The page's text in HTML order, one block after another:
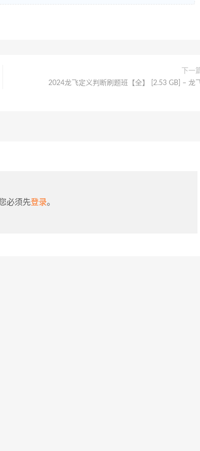
下一
2024龙飞定义判断刷题班【全】 [2.53 GB] – 龙
必须先登录。